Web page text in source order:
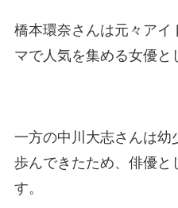
橋本環奈さんは元々アイ
マで人気を集める女優と
一方の中川大志さんは幼
歩んできたため、俳優と
す。